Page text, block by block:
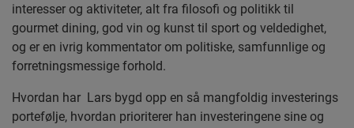
interesser og aktiviteter, alt fra filosofi og politikk til
gourmet dining, god vin og kunst til sport og veldedighet,
og er en ivrig kommentator om politiske, samfunnlige og
forretningsmessige forhold.
Hvordan har Lars bygd opp en så mangfoldig investerings
portefølje, hvordan prioriterer han investeringene sine og